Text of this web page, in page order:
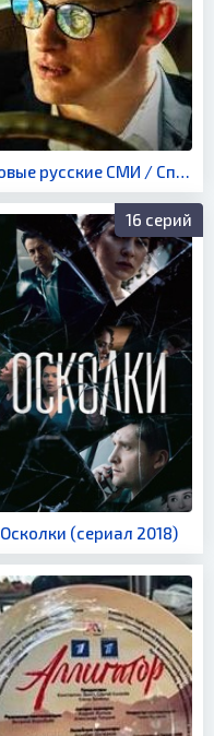
Новые русские СМИ / Спецкоры (сериал 2024)
16 серий
Осколки (сериал 2018)